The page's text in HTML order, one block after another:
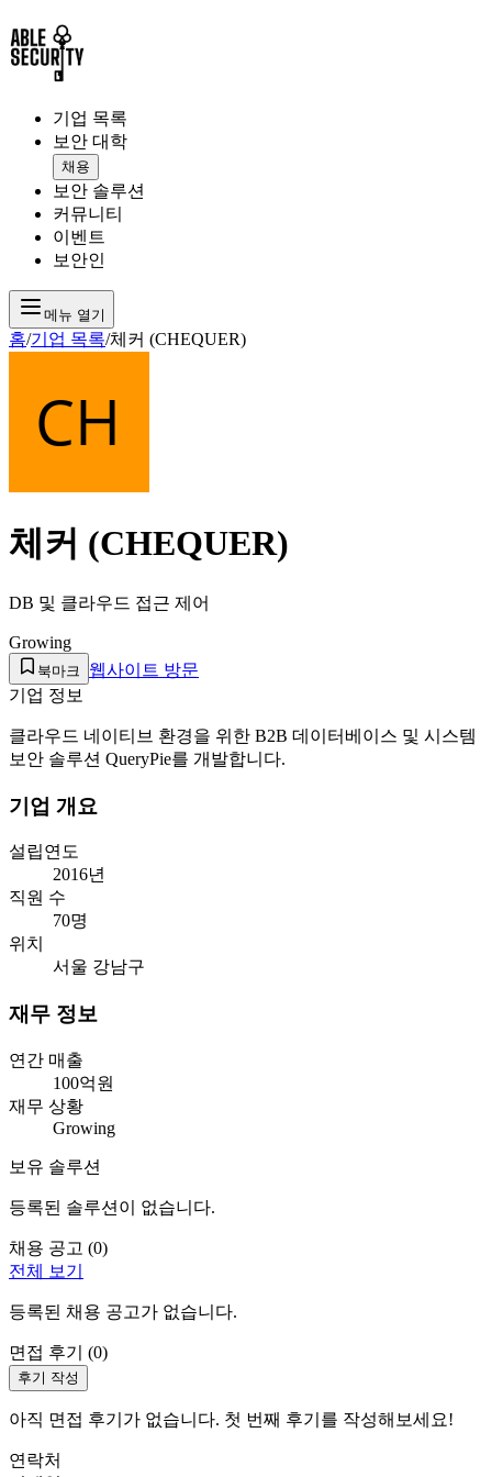
기업 목록
보안 대학
채용
보안 솔루션
커뮤니티
이벤트
보안인
메뉴 열기
홈/기업 목록/체커 (CHEQUER)
체커 (CHEQUER)
DB 및 클라우드 접근 제어
Growing
북마크
웹사이트 방문
기업 정보
클라우드 네이티브 환경을 위한 B2B 데이터베이스 및 시스템
보안 솔루션 QueryPie를 개발합니다.
기업 개요
설립연도
2016년
직원 수
70명
위치
서울 강남구
재무 정보
연간 매출
100억원
재무 상황
Growing
보유 솔루션
등록된 솔루션이 없습니다.
채용 공고 (0)
전체 보기
등록된 채용 공고가 없습니다.
면접 후기 (0)
후기 작성
아직 면접 후기가 없습니다. 첫 번째 후기를 작성해보세요!
연락처